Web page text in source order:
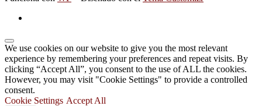
We use cookies on our website to give you the most relevant
experience by remembering your preferences and repeat visits. By
clicking “Accept All”, you consent to the use of ALL the cookies.
However, you may visit "Cookie Settings" to provide a controlled
consent.
Cookie Settings Accept All